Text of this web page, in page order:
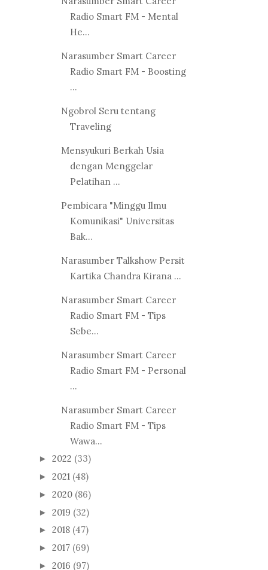
Radio Smart FM - Mental
He...
Narasumber Smart Career
Radio Smart FM - Boosting
...
Ngobrol Seru tentang
Traveling
Mensyukuri Berkah Usia
dengan Menggelar
Pelatihan ...
Pembicara "Minggu Ilmu
Komunikasi" Universitas
Bak...
Narasumber Talkshow Persit
Kartika Chandra Kirana ...
Narasumber Smart Career
Radio Smart FM - Tips
Sebe...
Narasumber Smart Career
Radio Smart FM - Personal
...
Narasumber Smart Career
Radio Smart FM - Tips
Wawa...
► 2022 (33)
► 2021 (48)
► 2020 (86)
► 2019 (32)
► 2018 (47)
► 2017 (69)
► 2016 (97)